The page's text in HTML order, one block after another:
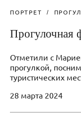
ПОРТРЕТ
Прогулочная
Отметили с
прогулкой,
туристических
28 марта 2024